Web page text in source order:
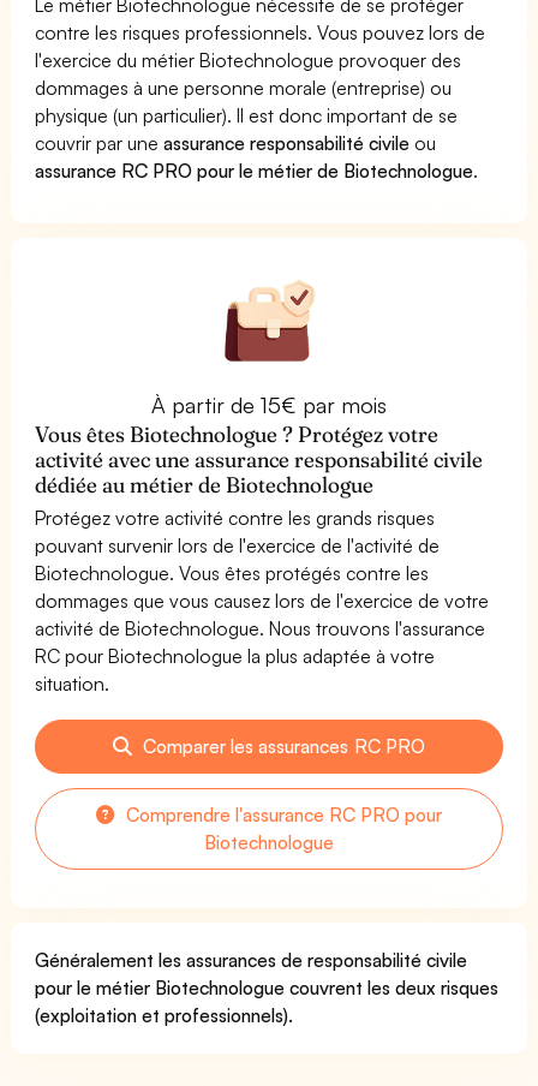
contre les risques professionnels. Vous pouvez lors de
l'exercice du métier Biotechnologue provoquer des
dommages à une personne morale (entreprise) ou
physique (un particulier). Il est donc important de se
couvrir par uneassurance responsabilité civile ou
assurance RC PRO pour le métier de Biotechnologue.
À partir de 15€ par mois
Vous êtes Biotechnologue ? Protégez votre
activité avec une assurance responsabilité civile
dédiée au métier de Biotechnologue
Protégez votre activité contre les grands risques
pouvant survenir lors de l'exercice de l'activité de
Biotechnologue. Vous êtes protégés contre les
dommages que vous causez lors de l'exercice de votre
activité de Biotechnologue. Nous trouvons l'assurance
RC pour Biotechnologue la plus adaptée à votre
situation.
Comparer les assurances RC PRO
Comprendre l'assurance RC PRO pour
Biotechnologue
Généralement les assurances de responsabilité civile
pour le métier Biotechnologue couvrent les deux risques
(exploitation et professionnels).